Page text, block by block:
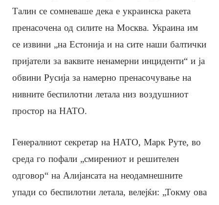
Талин се сомневаше дека е украинска ракета
пренасочена од силите на Москва. Украина им
се извини „на Естонија и на сите наши балтички
пријатели за ваквите ненамерни инциденти“ и ја
обвини Русија за намерно пренасочување на
нивните беспилотни летала низ воздушниот
простор на НАТО.
Генералниот секретар на НАТО, Марк Руте, во
среда го пофали „смирениот и решителен
одговор“ на Алијансата на неодамнешните
упади со беспилотни летала, велејќи: „Токму ова